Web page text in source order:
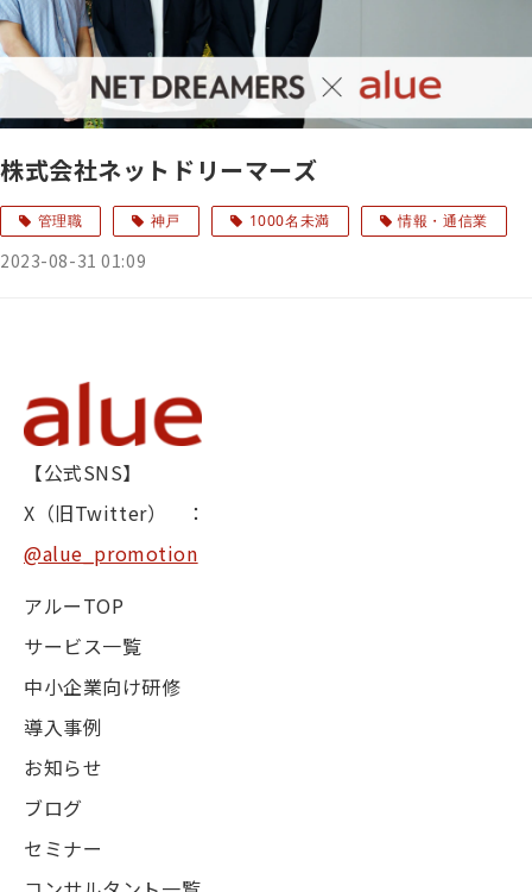
株式会社ネットドリーマーズ
管理職 神戸 1000名未満 情報・通信業
2023-08-31 01:09
【公式SNS】
X（旧Twitter） ：
@alue_promotion
アルーTOP
サービス一覧
中小企業向け研修
導入事例
お知らせ
ブログ
セミナー